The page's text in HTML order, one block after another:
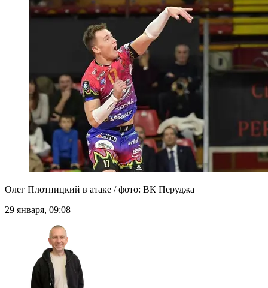
Олег Плотницкий в атаке / фото: ВК Перуджа
29 января, 09:08